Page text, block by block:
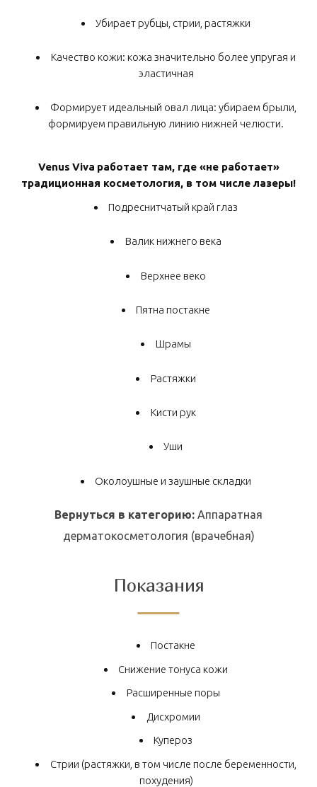
Убирает рубцы, стрии, растяжки
Качество кожи: кожа значительно более упругая и
эластичная
Формирует идеальный овал лица: убираем брыли,
формируем правильную линию нижней челюсти.
Venus Viva работает там, где «не работает»
традиционная косметология, в том числе лазеры!
Подреснитчатый край глаз
Валик нижнего века
Верхнее веко
Пятна постакне
Шрамы
Растяжки
Кисти рук
Уши
Околоушные и заушные складки
Вернуться в категорию: Аппаратная
дерматокосметология (врачебная)
Показания
Постакне
Снижение тонуса кожи
Расширенные поры
Дисхромии
Купероз
Стрии (растяжки, в том числе после беременности,
похудения)